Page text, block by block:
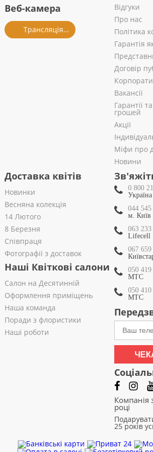
Веб-камера
Трансляція із салону
Відгуки
Про нас
Політика
Гарантія
Договір
Вакансії
Гарантії
грошей
Акції
Міфи про
Новини
Доставка квітів
Новинки
Весняна колекція
14 Лютого
8 Березня
Співпраця
Фотографії з доставок
Наші Квіткові салони
Салон на Десятинній
Оформлення приміщень
Наша команда
Поради з флористики
Наші роботи
0 800
Україна
044
м. Київ
063
Lifecell
067
050
МТС
050
МТС
Компанія
році
25 років